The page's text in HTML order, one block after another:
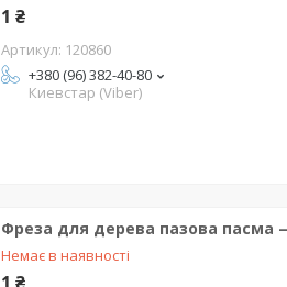
1 ₴
120860
+380 (96) 382-40-80
Киевстар (Viber)
Фреза для дерева пазова пасма
Немає в наявності